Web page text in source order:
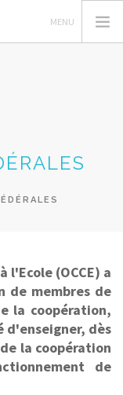
l'Ecole (OCCE) a
de membres de
la coopération,
d'enseigner, dès
la coopération
de